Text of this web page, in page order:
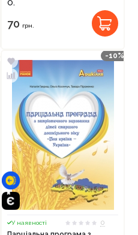
О.
70 грн.
-10%
У наявності
0